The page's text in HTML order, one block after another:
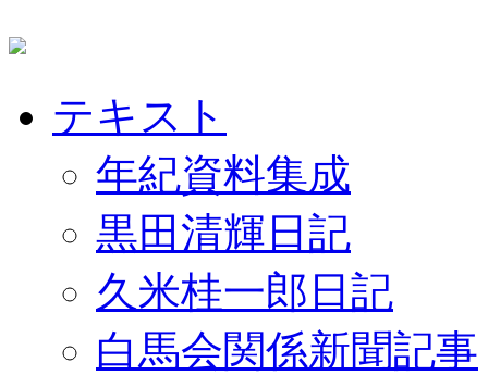
テキスト
年紀資料集成
黒田清輝日記
久米桂一郎日記
白馬会関係新聞記事